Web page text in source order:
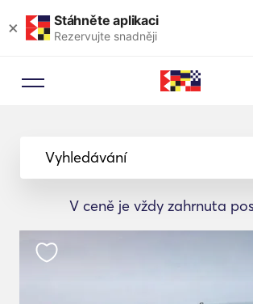
× Stáhněte aplikaci
Rezervujte snadněji
Vyhledávání
V ceně je vždy zahrnuta